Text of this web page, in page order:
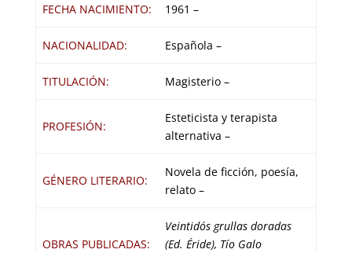
FECHA NACIMIENTO: 1961 –
NACIONALIDAD: Española –
TITULACIÓN: Magisterio –
PROFESIÓN:
Esteticista y terapista
alternativa –
GÉNERO LITERARIO:
Novela de ficción, poesía,
relato –
OBRAS PUBLICADAS:
Veintidós grullas doradas
(Ed. Éride), Tío Galo